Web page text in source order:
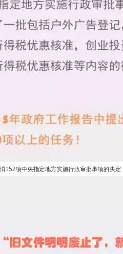
152项中央指定地方实施行政审批事项的决定